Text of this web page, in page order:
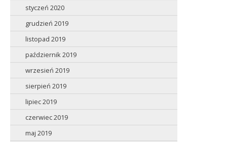
styczeń 2020
grudzień 2019
listopad 2019
październik 2019
wrzesień 2019
sierpień 2019
lipiec 2019
czerwiec 2019
maj 2019